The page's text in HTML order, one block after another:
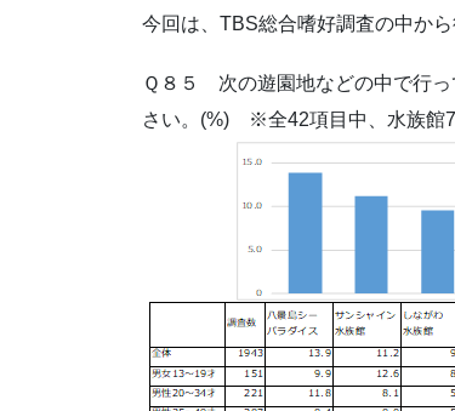
今回は、TBS総合嗜好調査の中か
Ｑ８５ 次の遊園地などの中で行
さい。(%) ※全42項目中、水族館